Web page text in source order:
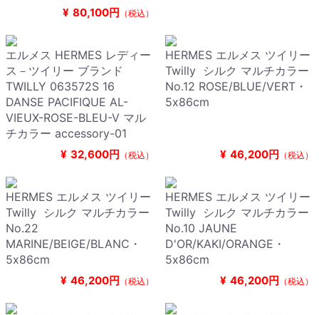
¥ 80,100円 （税込）
エルメス HERMES レディー
ス－ツイリー ブランド
TWILLY 063572S 16
DANSE PACIFIQUE AL-
VIEUX-ROSE-BLEU-V マル
チカラー accessory-01
¥ 32,600円 （税込）
HERMES エルメス ツイリー
Twilly シルク マルチカラー
No.12 ROSE/BLUE/VERT・
5x86cm
¥ 46,200円 （税込）
HERMES エルメス ツイリー
Twilly シルク マルチカラー
No.22
MARINE/BEIGE/BLANC・
5x86cm
¥ 46,200円 （税込）
HERMES エルメス ツイリー
Twilly シルク マルチカラー
No.10 JAUNE
D'OR/KAKI/ORANGE・
5x86cm
¥ 46,200円 （税込）